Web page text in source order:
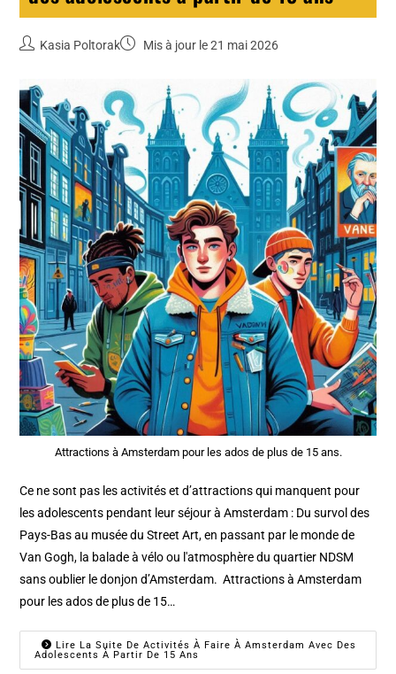
Kasia Poltorak Mis à jour le 21 mai 2026
Attractions à Amsterdam pour les ados de plus de 15 ans.
Ce ne sont pas les activités et d’attractions qui manquent pour
les adolescents pendant leur séjour à Amsterdam : Du survol des
Pays-Bas au musée du Street Art, en passant par le monde de
Van Gogh, la balade à vélo ou l'atmosphère du quartier NDSM
sans oublier le donjon d’Amsterdam. Attractions à Amsterdam
pour les ados de plus de 15…
Lire La Suite De Activités À Faire À Amsterdam Avec Des
Adolescents À Partir De 15 Ans